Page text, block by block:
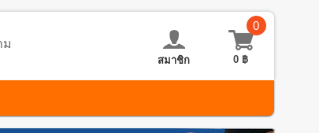
ม
0
0 ฿
สมาชิก